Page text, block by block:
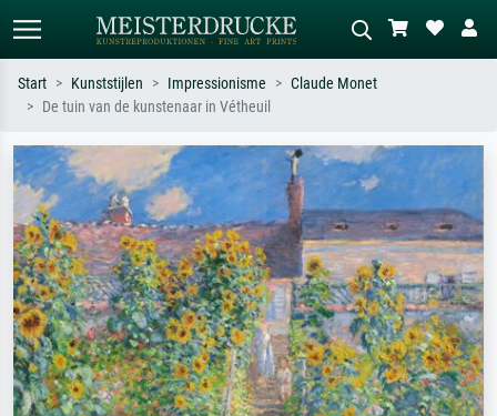
Zoek op kunstenaar, titel of stijl – bijv.
Monet, Sterrennacht, impressionisme,
Hokusai-golf, naakt.
Beschrijf de scène – bijv. groene
weide, abstract met veel rood, donker
olieverfschilderij, staand naakt naast
een boom.
Start Kunststijlen Impressionisme
Claude Monet
De tuin van de kunstenaar in Vétheuil